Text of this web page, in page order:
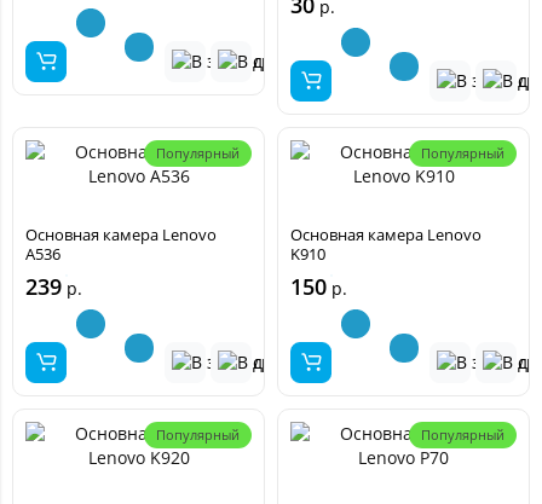
р.
Популярный
Основная камера Lenovo
A536
239 р.
Популярный
Основная камера Lenovo
K910
150 р.
Популярный Популярный